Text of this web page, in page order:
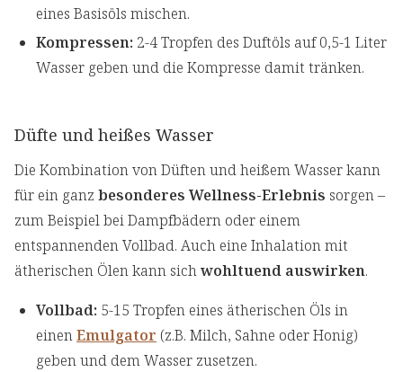
eines Basisöls mischen.
Kompressen: 2-4 Tropfen des Duftöls auf 0,5-1 Liter
Wasser geben und die Kompresse damit tränken.
Düfte und heißes Wasser
Die Kombination von Düften und heißem Wasser kann
für ein ganz besonderes Wellness-Erlebnis sorgen –
zum Beispiel bei Dampfbädern oder einem
entspannenden Vollbad. Auch eine Inhalation mit
ätherischen Ölen kann sichwohltuend auswirken.
Vollbad: 5-15 Tropfen eines ätherischen Öls in
einenEmulgator (z.B. Milch, Sahne oder Honig)
geben und dem Wasser zusetzen.